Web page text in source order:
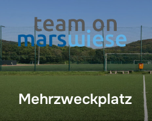
to
content
Mehrzweckplatz